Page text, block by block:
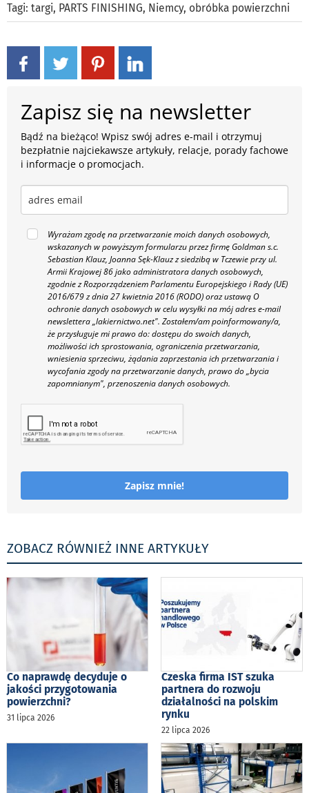
Tagi: targi, PARTS FINISHING, Niemcy, obróbka powierzchni
Zapisz się na newsletter
Bądź na bieżąco! Wpisz swój adres e-mail i otrzymuj
bezpłatnie najciekawsze artykuły, relacje, porady fachowe
i informacje o promocjach.
Wyrażam zgodę na przetwarzanie moich danych osobowych,
wskazanych w powyższym formularzu przez firmę Goldman s.c.
Sebastian Klauz, Joanna Sęk-Klauz z siedzibą w Tczewie przy ul.
Armii Krajowej 86 jako administratora danych osobowych,
zgodnie z Rozporządzeniem Parlamentu Europejskiego i Rady (UE)
2016/679 z dnia 27 kwietnia 2016 (RODO) oraz ustawą O
ochronie danych osobowych w celu wysyłki na mój adres e-mail
newslettera „lakiernictwo.net". Zostałem/am poinformowany/a,
że przysługuje mi prawo do: dostępu do swoich danych,
możliwości ich sprostowania, ograniczenia przetwarzania,
wniesienia sprzeciwu, żądania zaprzestania ich przetwarzania i
wycofania zgody na przetwarzanie danych, prawo do „bycia
zapomnianym", przenoszenia danych osobowych.
Zapisz mnie!
ZOBACZ RÓWNIEŻ INNE ARTYKUŁY
Co naprawdę decyduje o
jakości przygotowania
powierzchni?
31 lipca 2026
Czeska firma IST szuka
partnera do rozwoju
działalności na polskim
rynku
22 lipca 2026